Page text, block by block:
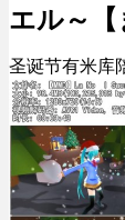
エル～【
圣诞节有米库